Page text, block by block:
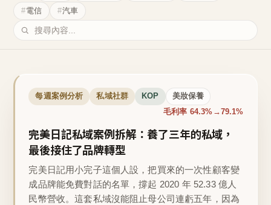
電信
汽車
每週案例分析 私域社群 KOP 美妝保養
毛利率 64.3%→79.1%
完美日記私域案例拆解：養了三年的私域，
最後接住了品牌轉型
完美日記用小完子這個人設，把買來的一次性顧客變
成品牌能免費對話的名單，撐起 2020 年 52.33 億人
民幣營收。這套私域沒能阻止母公司連虧五年，因為